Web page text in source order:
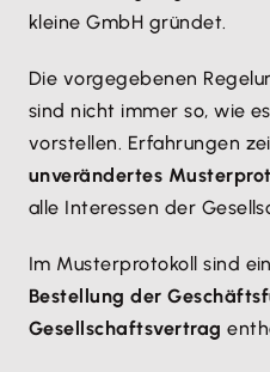
kleine GmbH gründet.
Die vorgegebenen
sind nicht immer so, wie
vorstellen. Erfahrungen
unverändertes
alle Interessen der
Im Musterprotokoll sind
Bestellung der
Gesellschaftsvertrag